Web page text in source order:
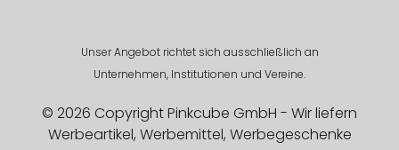
Unser Angebot richtet sich ausschließlich an
Unternehmen, Institutionen und Vereine.
© 2026 Copyright Pinkcube GmbH - Wir liefern
Werbeartikel, Werbemittel, Werbegeschenke